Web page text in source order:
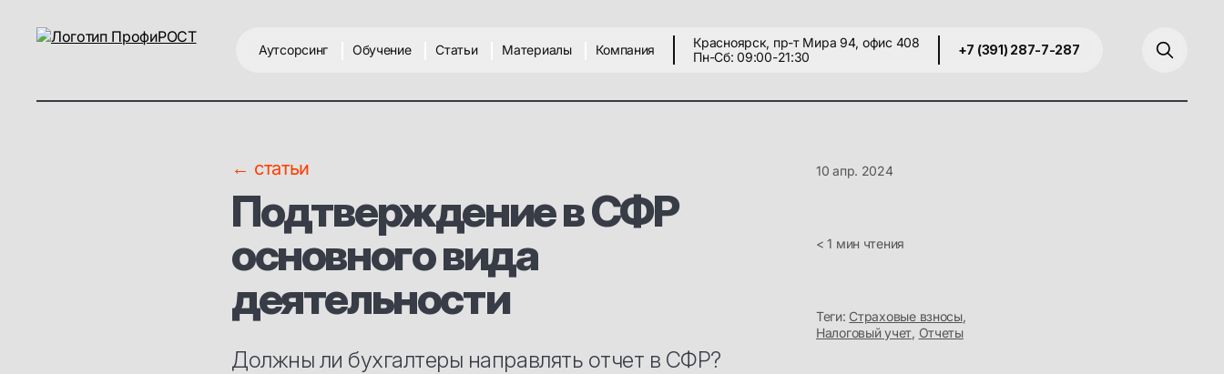
Аутсорсинг Обучение Статьи Материалы Компания
Красноярск, пр-т Мира 94, офис 408
Пн-Сб: 09:00-21:30
+7 (391) 287-7-287
← статьи
Подтверждение в СФР
основного вида
деятельности
Должны ли бухгалтеры направлять отчет в СФР?
10 апр. 2024
< 1 мин чтения
Теги: Страховые взносы,
Налоговый учет, Отчеты